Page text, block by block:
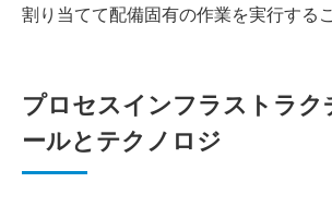
割り当てて配備固有の作業を実行する
プロセスインフラストラク
ールとテクノロジ